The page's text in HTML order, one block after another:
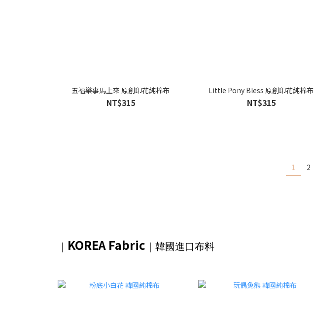
五福樂事馬上來 原創印花純棉布
NT$315
Little Pony Bless 原創印花純棉布
NT$315
1 2
｜ KOREA Fabric ｜韓國進口布料